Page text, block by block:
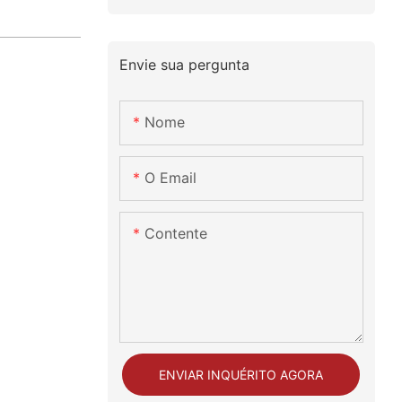
Envie sua pergunta
Nome
O Email
Contente
ENVIAR INQUÉRITO AGORA